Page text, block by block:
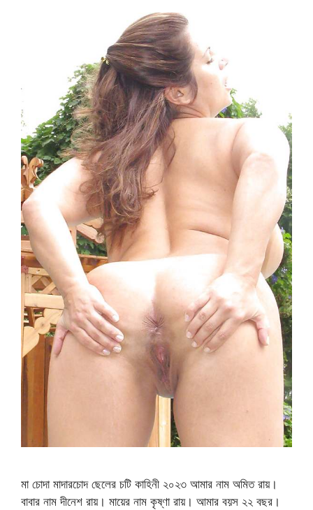
মা চোদা মাদারচোদ ছেলের চটি কাহিনী ২০২৩ আমার নাম অমিত রায়।
বাবার নাম দীনেশ রায়। মায়ের নাম কৃষ্ণা রায়। আমার বয়স ২২ বছর।